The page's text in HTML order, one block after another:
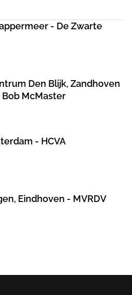
- De Zwarte
Den Blijk, Zandhoven
Bob McMaster
- HCVA
Eindhoven - MVRDV